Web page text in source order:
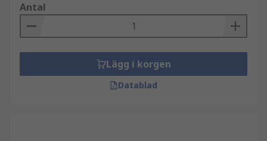
Antal
Lägg i korgen
Datablad